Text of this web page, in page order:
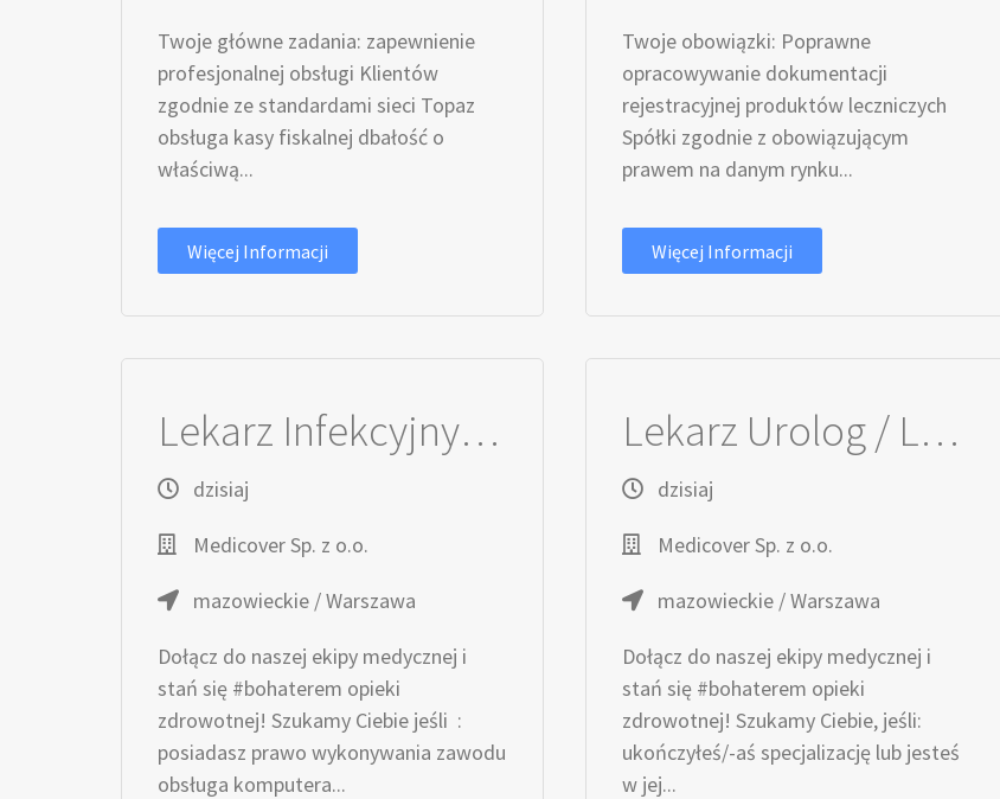
Twoje główne zadania: zapewnienie
profesjonalnej obsługi Klientów
zgodnie ze standardami sieci Topaz
obsługa kasy fiskalnej dbałość o
właściwą...
Więcej Informacji
Twoje obowiązki: Poprawne
opracowywanie dokumentacji
rejestracyjnej produktów leczniczych
Spółki zgodnie z obowiązującym
prawem na danym rynku...
Więcej Informacji
Lekarz Infekcyjny / Lekarka Infekcyjna
dzisiaj
Medicover Sp. z o.o.
mazowieckie / Warszawa
Dołącz do naszej ekipy medycznej i
stań się #bohaterem opieki
zdrowotnej! Szukamy Ciebie jeśli ​ :
posiadasz prawo wykonywania zawodu
obsługa komputera...
Lekarz Urolog / Lekarka Urolożka
dzisiaj
Medicover Sp. z o.o.
mazowieckie / Warszawa
Dołącz do naszej ekipy medycznej i
stań się #bohaterem opieki
zdrowotnej! Szukamy Ciebie, jeśli​:
ukończyłeś/-aś specjalizację lub jesteś
w jej...